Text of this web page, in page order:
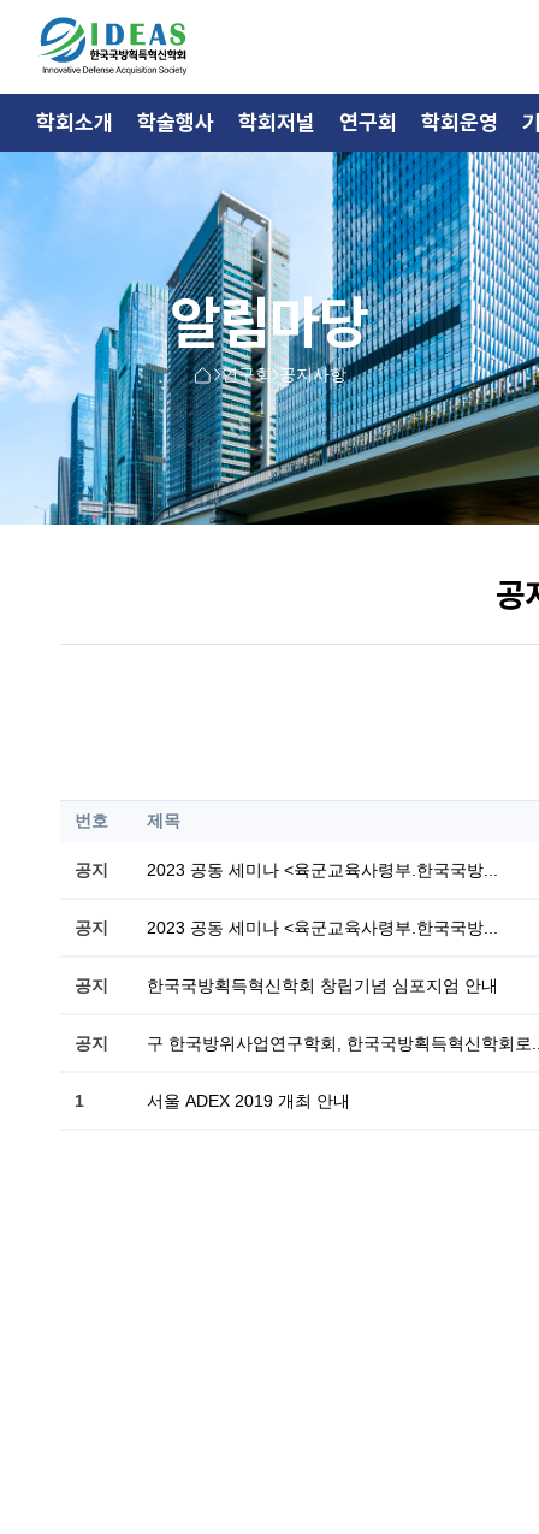
알림마당
연구회 공지사항
학회소개 학술행사 학회저널 연구회 학회운영
공
번호 제목
공지 2023 공동 세미나 <육군교육사령부.한국국방...
공지 2023 공동 세미나 <육군교육사령부.한국국방...
공지 한국국방획득혁신학회 창립기념 심포지엄 안내
공지 구 한국방위사업연구학회, 한국국방획득혁신학회로
1 서울 ADEX 2019 개최 안내